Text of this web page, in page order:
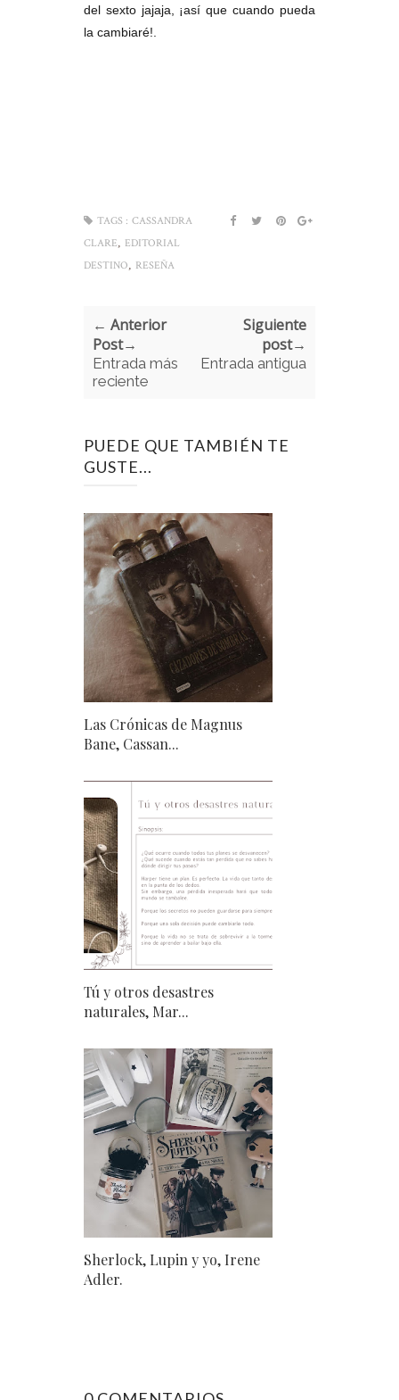
del sexto jajaja, ¡así que cuando pueda
la cambiaré!.
TAGS : CASSANDRA
CLARE, EDITORIAL
DESTINO, RESEÑA
← Anterior
Post→
Entrada más
reciente
Siguiente
post→
Entrada antigua
PUEDE QUE TAMBIÉN TE
GUSTE...
Las Crónicas de Magnus
Bane, Cassan...
Tú y otros desastres
naturales, Mar...
Sherlock, Lupin y yo, Irene
Adler.